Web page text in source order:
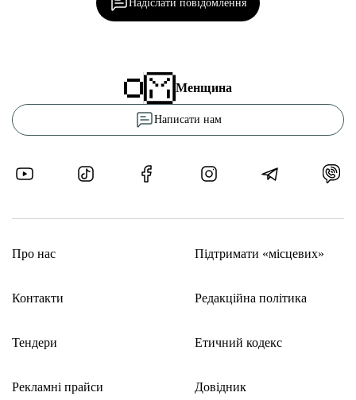
Надіслати повідомлення
Менщина
Написати нам
Про нас
Контакти
Тендери
Рекламні прайси
Підтримати «місцевих»
Редакційна політика
Етичний кодекс
Довідник